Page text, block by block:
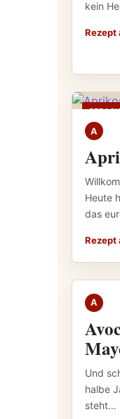
kein
Rezept
A
Heute
das
Rezept
A
Und
halbe
steht…